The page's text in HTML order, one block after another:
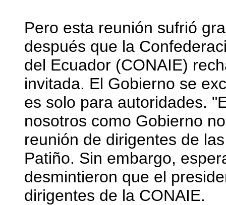
Pero esta reunión sufrió
después que la
del Ecuador (CONAIE)
invitada. El Gobierno se
es solo para autoridades.
nosotros como Gobierno
reunión de dirigentes de
Patiño. Sin embargo,
desmintieron que el
dirigentes de la CONAIE.